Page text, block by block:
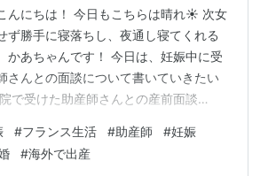
んにちは！ 今日もこちらは晴れ☀️ 次女
ず勝手に寝落ちし、夜通し寝てくれる
かあちゃんです！ 今日は、妊娠中に受
さんとの面談について書いていきたい
で受けた助産師さんとの産前面談
Précoce ：EPP）があります。
１８週のときに受けました。 これは妊
#フランス生活 #助産師 #妊娠
#海外で出産